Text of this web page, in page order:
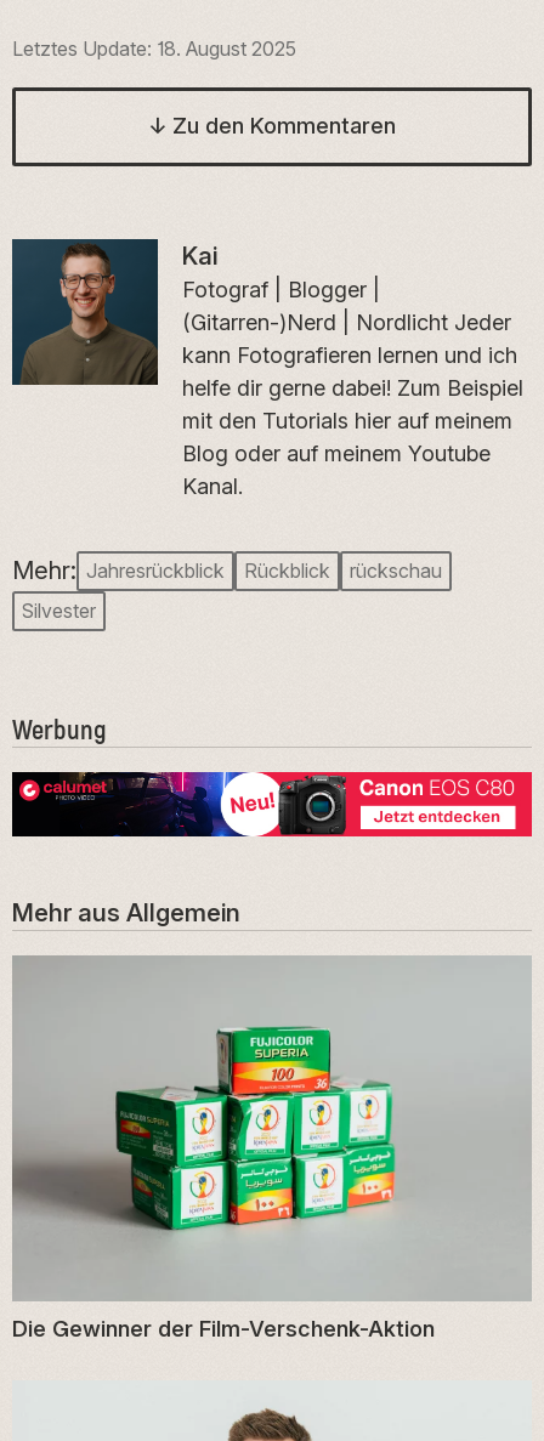
Letztes Update: 18. August 2025
↓ Zu den Kommentaren
Kai
Fotograf | Blogger |
(Gitarren-)Nerd | Nordlicht Jeder
kann Fotografieren lernen und ich
helfe dir gerne dabei! Zum Beispiel
mit den Tutorials hier auf meinem
Blog oder auf meinem Youtube
Kanal.
Mehr: Jahresrückblick Rückblick
rückschau
Silvester
Werbung
Mehr aus Allgemein
Die Gewinner der Film-Verschenk-Aktion